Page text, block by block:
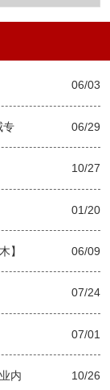
06/03
专 06/29
10/27
01/20
】 06/09
07/24
07/01
内 10/26